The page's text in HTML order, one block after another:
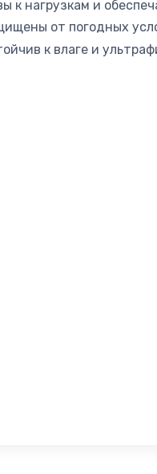
нагрузкам и
от погодных
к влаге и